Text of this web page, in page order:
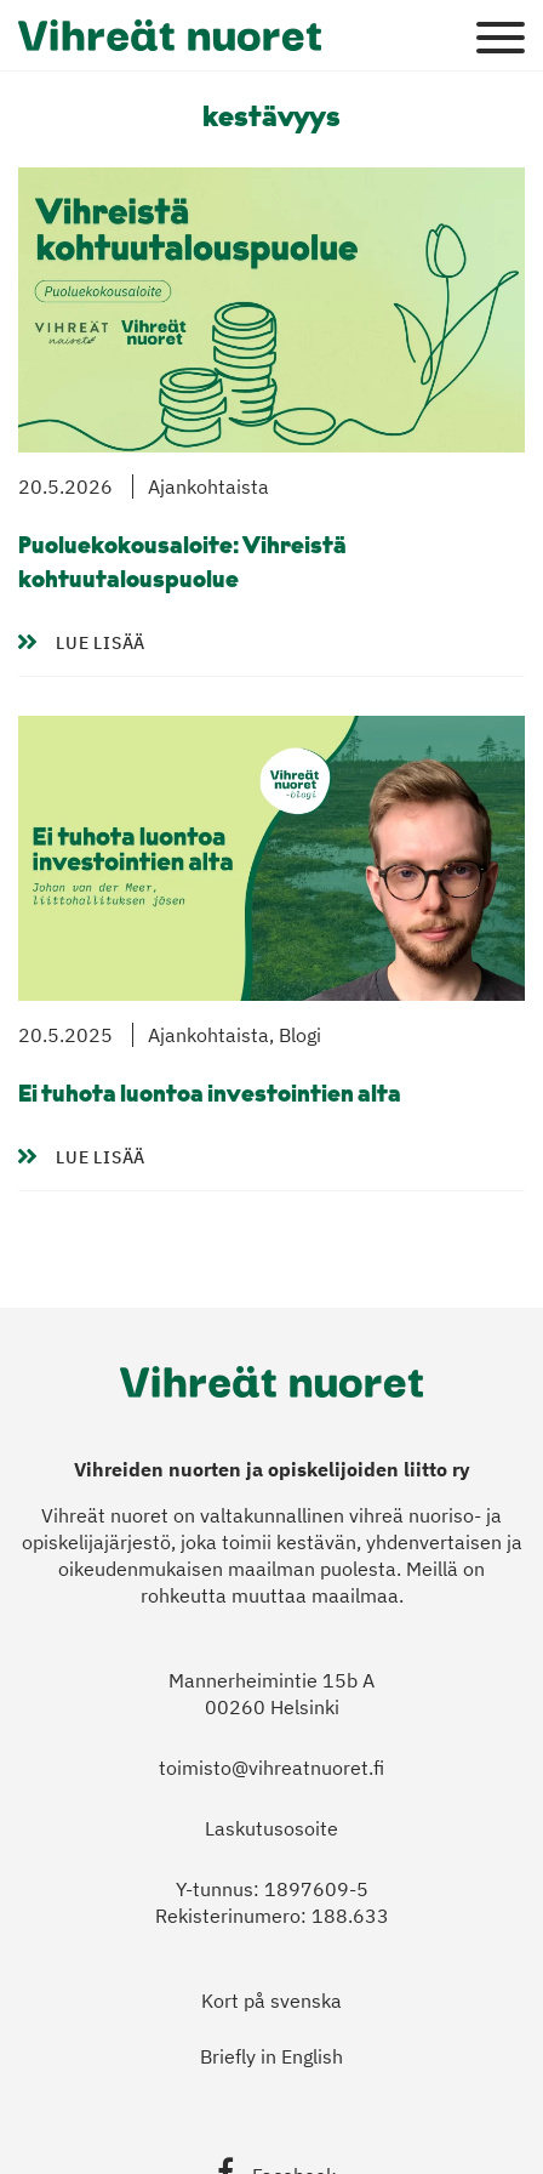
kestävyys
20.5.2026 Ajankohtaista
Puoluekokousaloite: Vihreistä
kohtuutalouspuolue
LUE LISÄÄ
20.5.2025 Ajankohtaista, Blogi
Ei tuhota luontoa investointien alta
LUE LISÄÄ
Vihreiden nuorten ja opiskelijoiden liitto ry
Vihreät nuoret on valtakunnallinen vihreä nuoriso- ja
opiskelijajärjestö, joka toimii kestävän, yhdenvertaisen ja
oikeudenmukaisen maailman puolesta. Meillä on
rohkeutta muuttaa maailmaa.
Mannerheimintie 15b A
00260 Helsinki
toimisto@vihreatnuoret.fi
Laskutusosoite
Y-tunnus: 1897609-5
Rekisterinumero: 188.633
Kort på svenska
Briefly in English